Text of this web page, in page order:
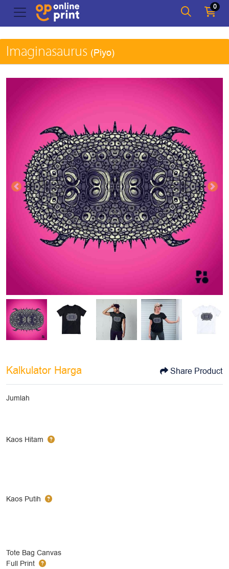
0
Imaginasaurus (Piyo)
Kalkulator Harga Share Product
Jumlah
Kaos Hitam
Kaos Putih
Tote Bag Canvas
Full Print